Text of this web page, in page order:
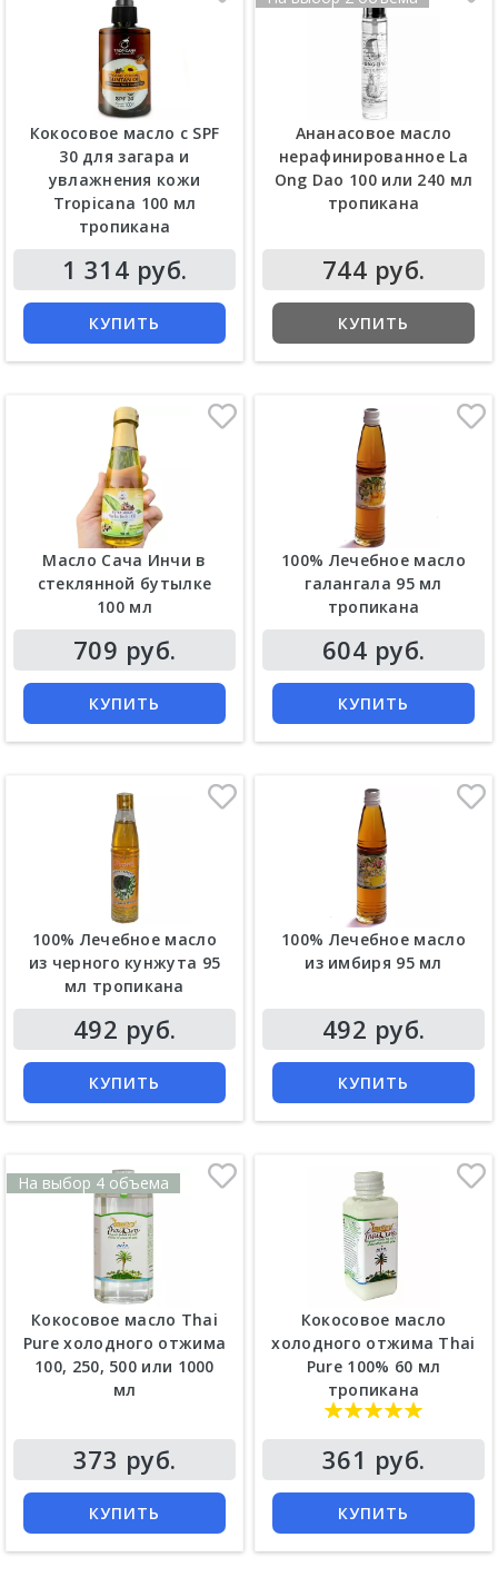
Кокосовое масло с SPF
30 для загара и
увлажнения кожи
Tropicana 100 мл
тропикана
1 314 руб.
КУПИТЬ
Ананасовое масло
нерафинированное La
Ong Dao 100 или 240 мл
тропикана
744 руб.
КУПИТЬ
Масло Сача Инчи в
стеклянной бутылке
100 мл
709 руб.
КУПИТЬ
100% Лечебное масло
галангала 95 мл
тропикана
604 руб.
КУПИТЬ
100% Лечебное масло
из черного кунжута 95
мл тропикана
492 руб.
КУПИТЬ
100% Лечебное масло
из имбиря 95 мл
492 руб.
КУПИТЬ
На выбор 4 объема
Кокосовое масло Thai
Pure холодного отжима
100, 250, 500 или 1000
мл
373 руб.
КУПИТЬ
Кокосовое масло
холодного отжима Thai
Pure 100% 60 мл
тропикана
361 руб.
КУПИТЬ